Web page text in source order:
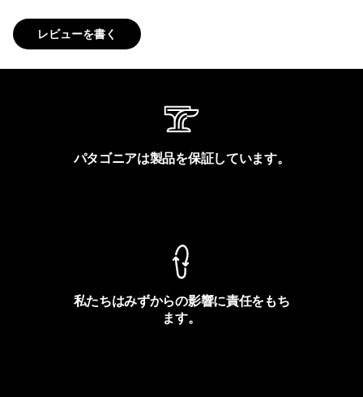
レビューを書く
パタゴニアは製品を保証しています。
私たちはみずからの影響に責任をもち
ます。